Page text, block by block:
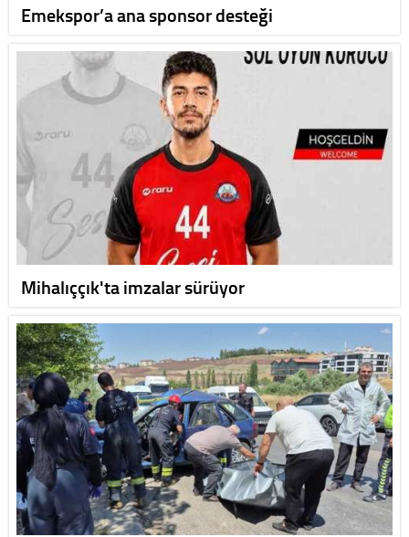
Emekspor’a ana sponsor desteği
Mihalıççık'ta imzalar sürüyor